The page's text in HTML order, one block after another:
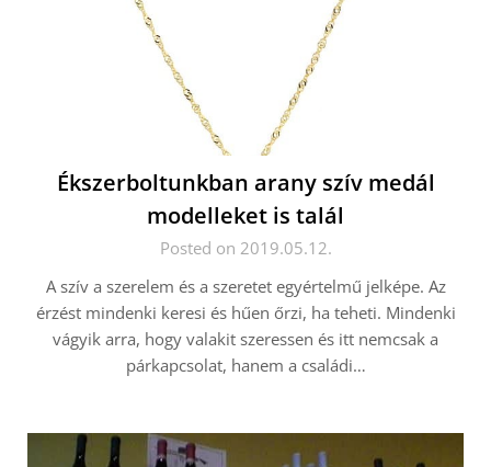
Ékszerboltunkban arany szív medál
modelleket is talál
Posted on 2019.05.12.
A szív a szerelem és a szeretet egyértelmű jelképe. Az
érzést mindenki keresi és hűen őrzi, ha teheti. Mindenki
vágyik arra, hogy valakit szeressen és itt nemcsak a
párkapcsolat, hanem a családi…